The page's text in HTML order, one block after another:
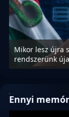
Mikor lesz újra
rendszerünk
Ennyi